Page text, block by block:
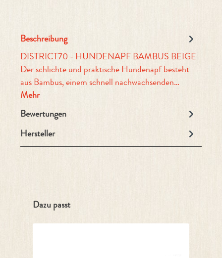
Beschreibung
DISTRICT70 - HUNDENAPF BAMBUS BEIGE
Der schlichte und praktische Hundenapf besteht
aus Bambus, einem schnell nachwachsenden…
Mehr
Bewertungen
Hersteller
Produktgalerie überspringen
Dazu passt